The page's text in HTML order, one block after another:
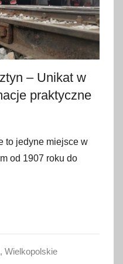
– Unikat w
praktyczne
to jedyne miejsce w
od 1907 roku do
, Wielkopolskie